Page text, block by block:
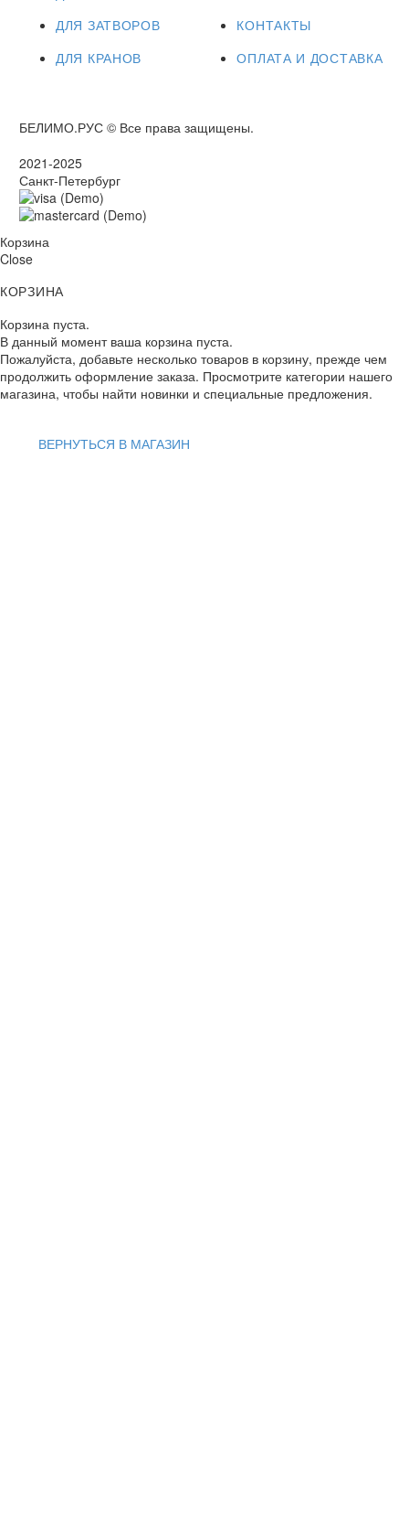
ДЛЯ ЗАТВОРОВ
ДЛЯ КРАНОВ
КОНТАКТЫ
ОПЛАТА И ДОСТАВКА
БЕЛИМО.РУС © Все права защищены.
2021-2025
Санкт-Петербург
Корзина
Close
КОРЗИНА
Корзина пуста.
В данный момент ваша корзина пуста.
Пожалуйста, добавьте несколько товаров в корзину, прежде чем
продолжить оформление заказа. Просмотрите категории нашего
магазина, чтобы найти новинки и специальные предложения.
ВЕРНУТЬСЯ В МАГАЗИН